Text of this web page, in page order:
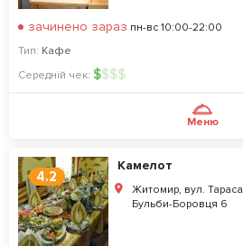
зачинено зараз пн-вс 10:00-22:00
Тип: Кафе
Середній чек: $$$$
Меню
4.2
Камелот
Житомир, вул. Тараса
Бульби-Боровця 6